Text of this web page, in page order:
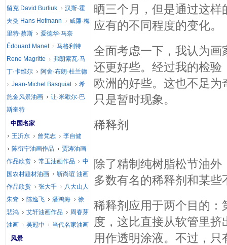
晒三个月，但是通过这样
应有的不同程度的变化。
全面考虑一下，我认为
还更好些。经过我的检
欧洲的好些。这也不足
只是暂时现象。
稀释剂
除了精制纯树脂松节油
多数有名的稀释剂和某
稀释剂应用于两个目的
度，这比直接从软管里
用作透明涂液。不过，
留克 David Burliuk
汉斯·霍
夫曼 Hans Hofmann
威廉·梅
里特·蔡斯
爱德华·马奈
Édouard Manet
马格利特
Rene Magritte
弗朗索瓦·马
丁·卡维尔
阿舍·布朗·杜兰德
Jean-Michel Basquiat
希
施金风景油画
让·米歇尔·巴
斯奎特
中国名家
王沂东
曾梵志
李自健
陈衍宁油画作品
贾涛油画
作品欣赏
常玉油画作品
中
国农村题材油画
靳尚谊 油画
作品欣赏
张大千
八大山人
朱耷
陈逸飞 潘鸿海
徐
悲鸿
艾轩油画作品
周春芽
油画
吴冠中
当代名家油画
风景